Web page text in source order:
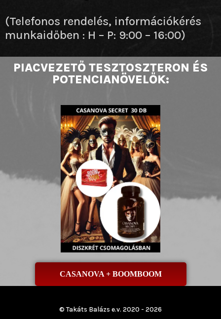
PIACVEZETŐ TESZTOSZTERON ÉS
POTENCIANÖVELŐK:
CASANOVA + BOOMBOOM
(Telefonos rendelés, információkérés
munkaidőben : H – P: 9:00 – 16:00)
© Takáts Balázs e.v. 2020 - 2026